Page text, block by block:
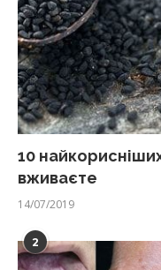
10
вживаєте
14/07/2019
2